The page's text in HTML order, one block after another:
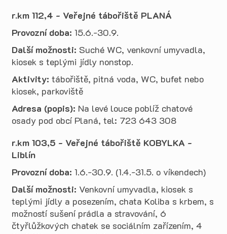
r.km 112,4 - Veřejné tábořiště PLANÁ
Provozní doba: 15.6.-30.9.
Další možnosti: Suché WC, venkovní umyvadla,
kiosek s teplými jídly nonstop.
Aktivity: tábořiště, pitná voda, WC, bufet nebo
kiosek, parkoviště
Adresa (popis): Na levé louce poblíž chatové
osady pod obcí Planá, tel: 723 643 308
r.km 103,5 - Veřejné tábořiště KOBYLKA -
Liblín
Provozní doba: 1.6.-30.9. (1.4.-31.5. o víkendech)
Další možnosti: Venkovní umyvadla, kiosek s
teplými jídly a posezením, chata Koliba s krbem, s
možností sušení prádla a stravování, 6
čtyřlůžkových chatek se sociálním zařízením, 4